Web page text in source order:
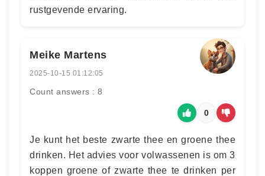
rustgevende ervaring.
Meike Martens
2025-10-15 01:12:05
Count answers : 8
0
Je kunt het beste zwarte thee en groene thee
drinken. Het advies voor volwassenen is om 3
koppen groene of zwarte thee te drinken per